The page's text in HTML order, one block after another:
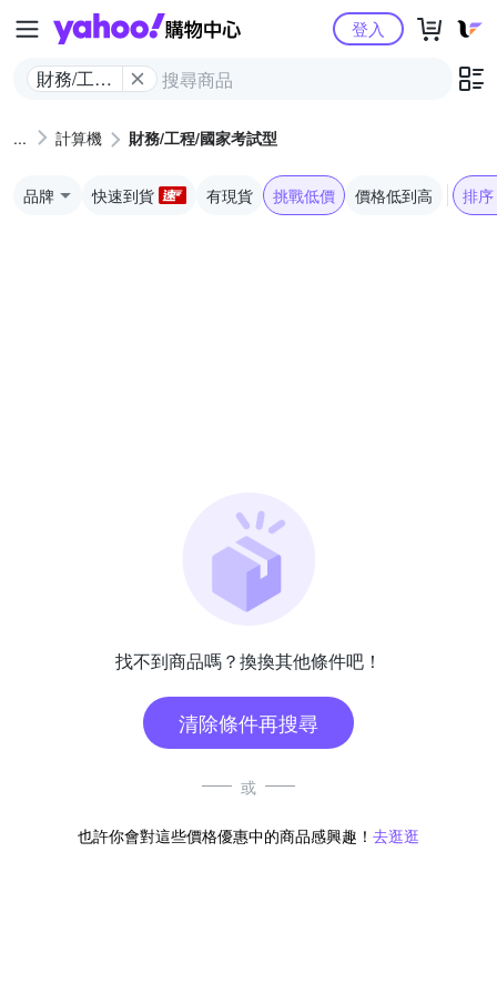
Yahoo購物中心
財務/工程/
型
登入
計算機 財務/工程/國家考試型
品牌 快速到貨 有現貨 挑戰低價 價格低到高 排序
找不到商品嗎？換換其他條件吧！
清除條件再搜尋
或
也許你會對這些價格優惠中的商品感興趣！ 去逛逛